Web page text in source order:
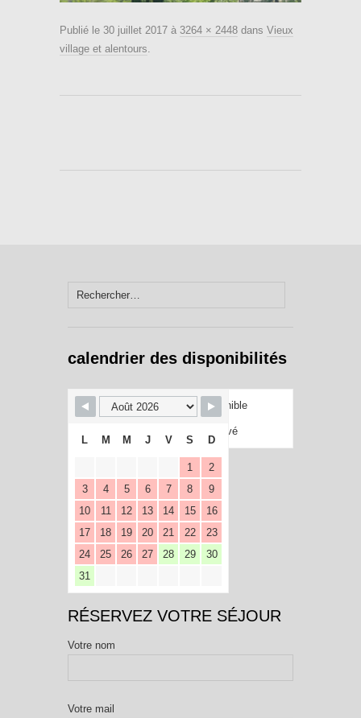
Publié le 30 juillet 2017 à 3264 × 2448 dans Vieux
village et alentours.
Rechercher :
calendrier des disponibilités
Disponible
Réservé
L M M J V S D
1
2
3
4 5 6 7 8
9
10
11 12 13 14 15
16
17
18 19 20 21 22
23
24
25 26 27 28 29
30
31
RÉSERVEZ VOTRE SÉJOUR
Votre nom
Votre mail